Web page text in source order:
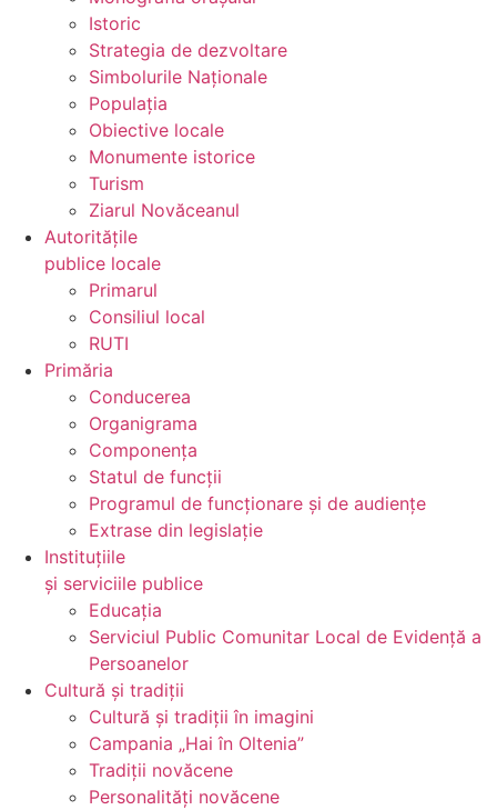
Istoric
Strategia de dezvoltare
Simbolurile Naționale
Populația
Obiective locale
Monumente istorice
Turism
Ziarul Novăceanul
Autoritățile
publice locale
Primarul
Consiliul local
RUTI
Primăria
Conducerea
Organigrama
Componența
Statul de funcții
Programul de funcționare și de audiențe
Extrase din legislație
Instituțiile
și serviciile publice
Educația
Serviciul Public Comunitar Local de Evidență a
Persoanelor
Cultură și tradiții
Cultură și tradiții în imagini
Campania „Hai în Oltenia”
Tradiții novăcene
Personalități novăcene